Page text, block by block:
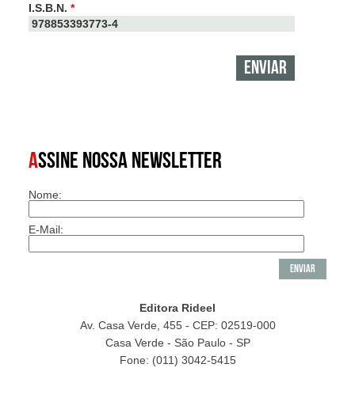
I.S.B.N. *
ASSINE NOSSA NEWSLETTER
Nome:
E-Mail:
Editora Rideel
Av. Casa Verde, 455 - CEP: 02519-000
Casa Verde - São Paulo - SP
Fone: (011) 3042-5415